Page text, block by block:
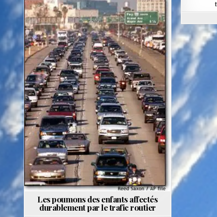
Posted
in
Les poumons des enfants affectés
durablement par le trafic routier